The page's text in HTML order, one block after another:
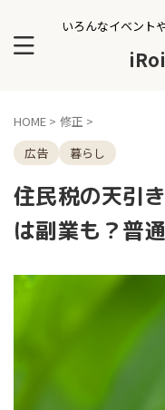
いろんなイベント
HOME > 修正 >
広告
暮らし
住民税の天引
は副業も？普